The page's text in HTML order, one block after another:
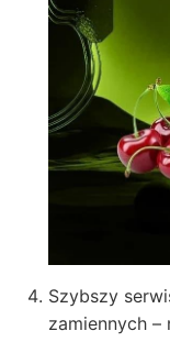
Szybszy
zamiennych –